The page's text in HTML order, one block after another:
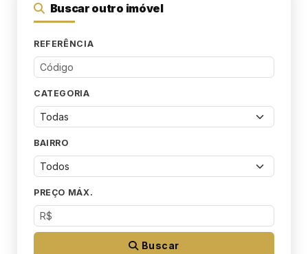
Buscar outro imóvel
REFERÊNCIA
CATEGORIA
BAIRRO
PREÇO MÁX.
Buscar